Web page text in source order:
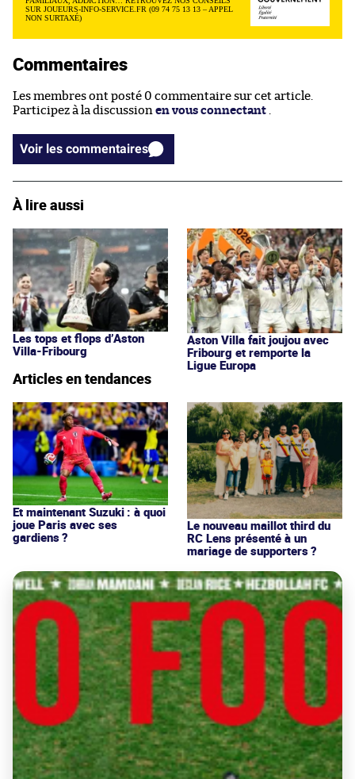
SUR JOUEURS-INFO-SERVICE.FR (09 74 75 13 13 – APPEL
NON SURTAXÉ)
Commentaires
Les membres ont posté 0 commentaire sur cet article.
Participez à la discussion en vous connectant
Voir les commentaires
À lire aussi
Les tops et flops d’Aston
Villa-Fribourg
Aston Villa fait joujou avec
Fribourg et remporte la
Ligue Europa
Articles en tendances
Et maintenant Suzuki : à quoi
joue Paris avec ses
gardiens ?
Le nouveau maillot third du
RC Lens présenté à un
mariage de supporters ?